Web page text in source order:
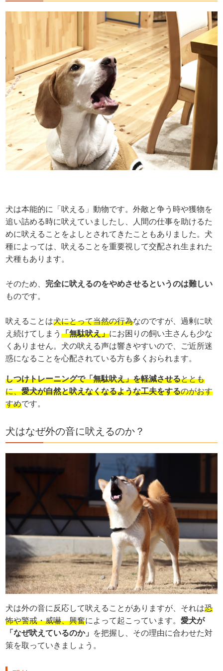
犬は本能的に「吠える」動物です。外敵と争う時や獲物を
追い詰める時に吠えていましたし、人間の仕事を助けるた
めに吠えることをよしとされてきたこともありました。犬
種によっては、吠えることを重要視して交配され生まれた
犬種もあります。
そのため、 完全に吠えるのをやめさせるというのは難しい
ものです。
吠えることは犬にとって当然の行為なのですが、過剰に吠
え続けてしまう「無駄吠え」にお困りの飼い主さんも少な
くありません。犬の吠える声は響きやすいので、ご近所迷
惑になることを心配されている方も多くおられます。
しつけトレーニングで「無駄吠え」を軽減させるととも
に、愛犬が自然と吠えなくなるような工夫をするのがおす
すめです。
犬はなぜ外の音に吠えるのか？
犬は外の音に反応して吠えることがありますが、それは恐
怖や警戒・威嚇、興奮によって起こっています。愛犬が
「なぜ吠えているのか」
を把握し、その理由に合わせた対
策を取っていきましょう。